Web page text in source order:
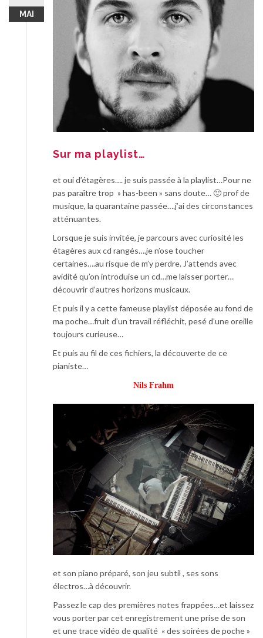
MAI
Sur ma playlist…
et oui d’étagères…. je suis passée à la playlist…Pour ne
pas paraître trop » has-been » sans doute… 🙂 prof de
musique, la quarantaine passée….j’ai des circonstances
atténuantes.
Lorsque je suis invitée, je parcours avec curiosité les
étagères aux cd rangés….je n’ose toucher
certaines….au risque de m’y perdre. J’attends avec
avidité qu’on introduise un cd…me laisser porter…
découvrir d’autres horizons musicaux.
Et puis il y a cette fameuse playlist déposée au fond de
ma poche…fruit d’un travail réfléchit, pesé d’une oreille
toujours curieuse…
Et puis au fil de ces fichiers, la découverte de ce
pianiste…
Nils Frahm
et son piano préparé, son jeu subtil , ses sons
électros…à découvrir.
Passez le cap des premières notes frappées…et laissez
vous porter par cet enregistrement une prise de son
et une trace vidéo de qualité « des soirées de poche »